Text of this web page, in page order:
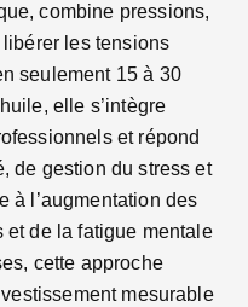
combine pressions,
les tensions
seulement 15 à 30
elle s’intègre
et répond
de gestion du stress et
à l’augmentation des
de la fatigue mentale
cette approche
mesurable